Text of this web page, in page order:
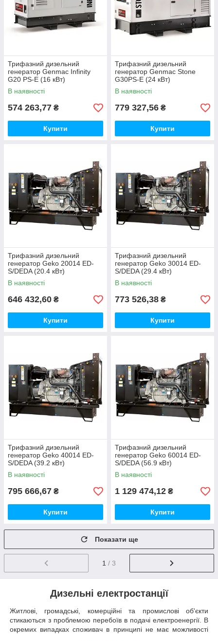
Трифазний дизельний
генератор Genmac Infinity
G20 PS-E (16 кВт)
В наявності
574 263,77 ₴
Купити
Трифазний дизельний
генератор Genmac Stone
G30PS-E (24 кВт)
В наявності
779 327,56 ₴
Купити
Трифазний дизельний
генератор Geko 20014 ED-
S/DEDA (20.4 кВт)
В наявності
646 432,60 ₴
Купити
Трифазний дизельний
генератор Geko 30014 ED-
S/DEDA (29.4 кВт)
В наявності
773 526,38 ₴
Купити
Трифазний дизельний
генератор Geko 40014 ED-
S/DEDA (39.2 кВт)
В наявності
795 666,67 ₴
Купити
Трифазний дизельний
генератор Geko 60014 ED-
S/DEDA (56.9 кВт)
В наявності
1 129 474,12 ₴
Купити
Показати ще
1 / 3
Дизельні електростанції
Житлові, громадські, комерційні та промислові об'єкти
стикаються з проблемою перебоїв в подачі електроенергії. В
окремих випадках споживач в принципі не має можливості